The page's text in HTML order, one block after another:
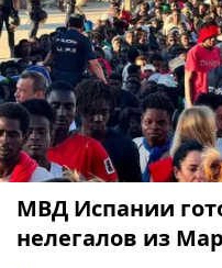
МВД Испании
нелегалов из